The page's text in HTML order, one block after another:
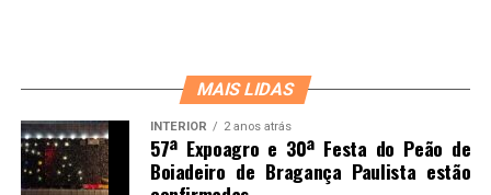
MAIS LIDAS
INTERIOR 2 anos atrás
57ª Expoagro e 30ª Festa do Peão de
Boiadeiro de Bragança Paulista estão